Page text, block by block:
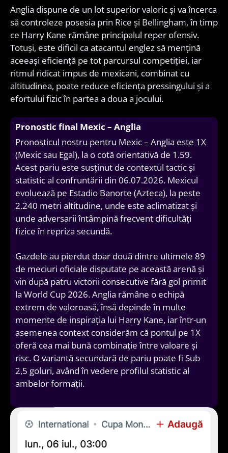
Anglia dispune de un lot superior valoric și va încerca
să controleze posesia prin Rice și Bellingham, în timp
ce Harry Kane rămâne principalul reper ofensiv.
Totuși, este dificil ca atacantul englez să mențină
aceeași eficiență pe tot parcursul competiției, iar
ritmul ridicat impus de mexicani, combinat cu
altitudinea, poate reduce eficiența pressingului și a
efortului fizic în partea a doua a jocului.
Pronostic final Mexic – Anglia
Pronosticul nostru pentru Mexic – Anglia este 1X
(Mexic sau Egal), la o cotă orientativă de 1.59.
Acest pariu este susținut de contextul tactic și
statistic al confruntării din 06.07.2026. Mexicul
evoluează pe Estadio Banorte (Azteca), la peste
2.240 metri altitudine, unde este aclimatizat și
unde adversarii întâmpină frecvent dificultăți
fizice în repriza secundă.
Gazdele au pierdut doar două dintre ultimele 89
de meciuri oficiale disputate pe această arenă și
vin după patru victorii consecutive fără gol primit
la World Cup 2026. Anglia rămâne o echipă
extrem de valoroasă, însă depinde în multe
momente de inspirația lui Harry Kane, iar într-un
asemenea context considerăm că pontul pe 1X
oferă cea mai bună combinație între valoare și
risc. O variantă secundară de pariu poate fi Sub
2,5 goluri, având în vedere profilul statistic al
ambelor formații.